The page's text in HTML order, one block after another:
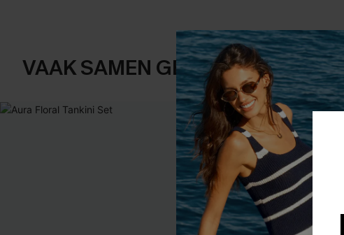
VAAK SAMEN GEKOCHT